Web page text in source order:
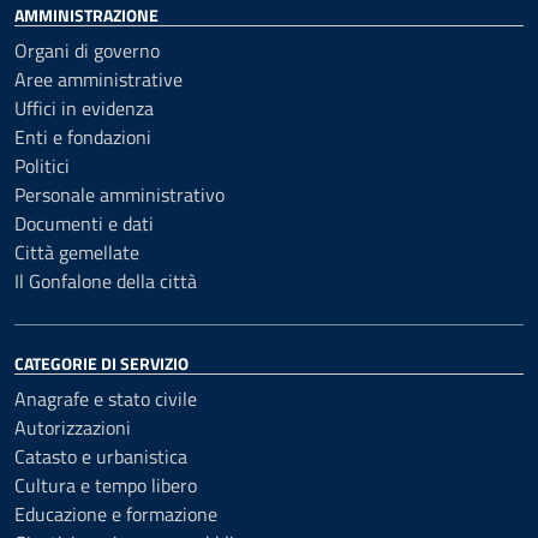
AMMINISTRAZIONE
Organi di governo
Aree amministrative
Uffici in evidenza
Enti e fondazioni
Politici
Personale amministrativo
Documenti e dati
Città gemellate
Il Gonfalone della città
CATEGORIE DI SERVIZIO
Anagrafe e stato civile
Autorizzazioni
Catasto e urbanistica
Cultura e tempo libero
Educazione e formazione